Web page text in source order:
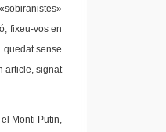
fixeu-vos en
quedat sense
article, signat
Monti Putin,